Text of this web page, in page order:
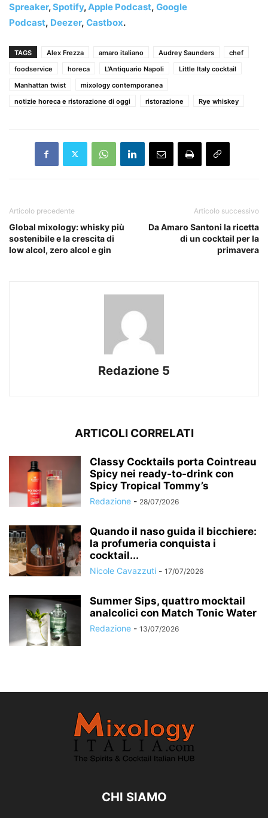
Spreaker,Spotify,Apple Podcast, Google
Podcast, Deezer, Castbox.
TAGS Alex Frezza amaro italiano Audrey Saunders
chef
foodservice
horeca L'Antiquario Napoli
Little Italy cocktail
Manhattan twist
mixology contemporanea
notizie horeca e ristorazione di oggi
ristorazione Rye whiskey
Articolo precedente
Global mixology: whisky più
sostenibile e la crescita di
low alcol, zero alcol e gin
Articolo successivo
Da Amaro Santoni la ricetta
di un cocktail per la
primavera
Redazione 5
ARTICOLI CORRELATI
Classy Cocktails porta Cointreau
Spicy nei ready-to-drink con
Spicy Tropical Tommy’s
Redazione - 28/07/2026
Quando il naso guida il bicchiere:
la profumeria conquista i
cocktail...
Nicole Cavazzuti - 17/07/2026
Summer Sips, quattro mocktail
analcolici con Match Tonic Water
Redazione - 13/07/2026
CHI SIAMO